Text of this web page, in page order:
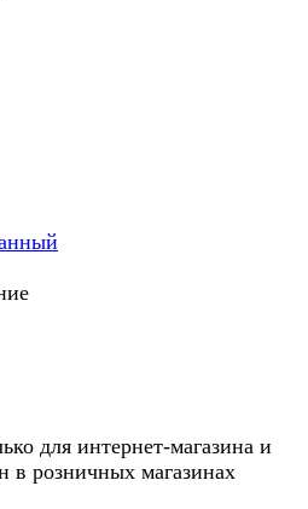
для интернет-магазина и
в розничных магазинах